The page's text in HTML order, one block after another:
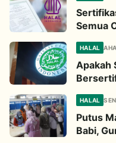
Semua
Begini
HALAL
Apakah
Ini
HALAL
Putus
Babi,